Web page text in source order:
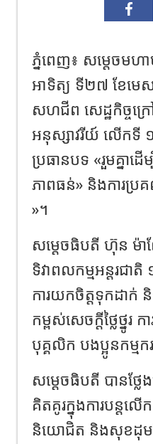
ភ្នំពេញ៖ សម្ដេចមហា
អាទិត្យ ទី២៧ ខែម
សហជីព សេដ្ឋកិច្ចក្រ
អនុស្សាវរីយ៍ លើកទី
ប្រធានបទ «រួមគ្នា
ភាពធន់» និងការប្
»។
សម្ដេចធិបតី​ ហ៊ុន​ ម៉
ទិវាពលកម្មអន្តរជា
ការយកចិត្តទុកដាក់
កម្ពស់សេចក្តីថ្លៃថ្
បុគ្គលិក បងប្អូនកម្ម
សម្ដេចធិបតី​ បានថ្លែ
គិតគូរក្នុងការបន្តលើក
និយោជិត និងសុខដុមនីយ